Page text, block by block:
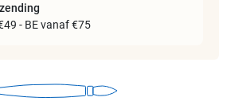
- BE vanaf €75